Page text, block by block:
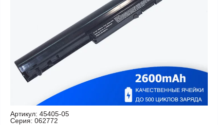
Артикул: 45405-05
Серия: 062772